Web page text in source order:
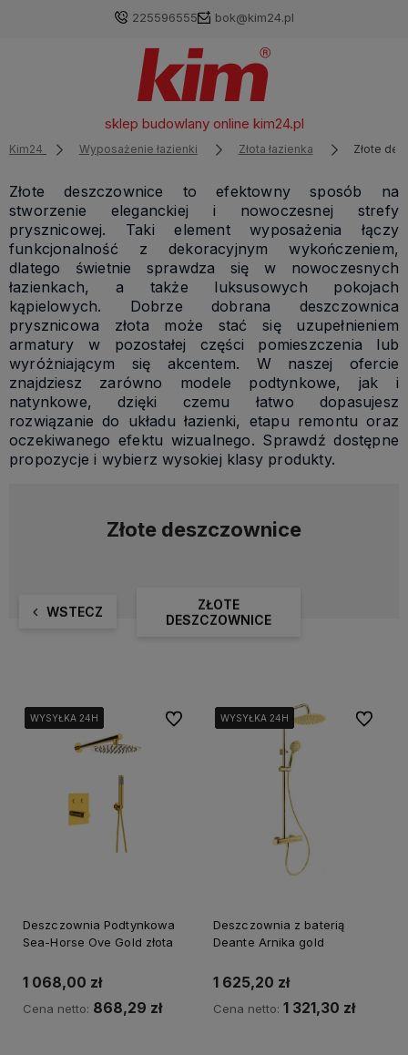
225596555 bok@kim24.pl
sklep budowlany online kim24.pl
Kim24 Wyposażenie łazienki Złota łazienka Złote
Złote deszczownice to efektowny sposób na
stworzenie eleganckiej i nowoczesnej strefy
prysznicowej. Taki element wyposażenia łączy
funkcjonalność z dekoracyjnym wykończeniem,
dlatego świetnie sprawdza się w nowoczesnych
łazienkach, a także luksusowych pokojach
kąpielowych. Dobrze dobrana deszczownica
prysznicowa złota może stać się uzupełnieniem
armatury w pozostałej części pomieszczenia lub
wyróżniającym się akcentem. W naszej ofercie
znajdziesz zarówno modele podtynkowe, jak i
natynkowe, dzięki czemu łatwo dopasujesz
rozwiązanie do układu łazienki, etapu remontu oraz
oczekiwanego efektu wizualnego. Sprawdź dostępne
propozycje i wybierz wysokiej klasy produkty.
Złote deszczownice
WSTECZ
ZŁOTE
DESZCZOWNICE
WYSYŁKA 24H
WYSYŁKA 24H
WYSYŁKA 24H
WYSYŁKA 24H
Deszczownia Podtynkowa
Sea-Horse Ove Gold złota
1 068,00 zł
Cena netto: 868,29 zł
Do ulubionychWYSYŁKA 24H
WYSYŁKA 24H
WYSYŁKA 24H
WYSYŁKA 24H
Deszczownia z baterią
Deante Arnika gold
1 625,20 zł
Cena netto: 1 321,30 zł
Do